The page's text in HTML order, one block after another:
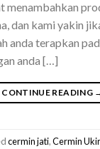
menambahkan
dan kami yakin
anda terapkan
anda […]
CONTINUE READING
cermin jati,Cermin Ukir